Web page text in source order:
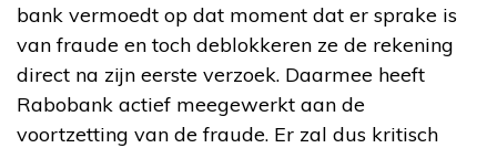
bank vermoedt op dat moment dat er sprake is
van fraude en toch deblokkeren ze de rekening
direct na zijn eerste verzoek. Daarmee heeft
Rabobank actief meegewerkt aan de
voortzetting van de fraude. Er zal dus kritisch